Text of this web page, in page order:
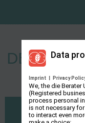
DET VIL
Data
Imprint Privacy
We, the die Berater
(Registered
process personal
is not necessary
to interact even